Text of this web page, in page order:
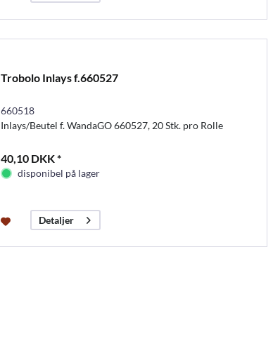
Trobolo Inlays f.660527
660518
Inlays/Beutel f. WandaGO 660527, 20 Stk. pro Rolle
40,10 DKK *
disponibel på lager
Detaljer